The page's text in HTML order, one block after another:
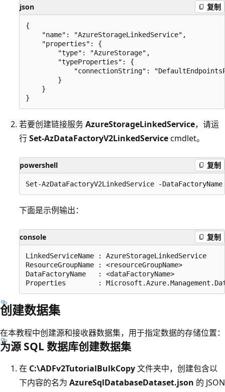
json 复制
{
    "name": "AzureStorageLinkedService",
    "properties": {
        "type": "AzureStorage",
        "typeProperties": {
"connectionString":
        }
    }
若要创建链接服务AzureStorageLinkedService，请运
行Set-AzDataFactoryV2LinkedServicecmdlet。
powershell 复制
下面是示例输出：
console 复制
LinkedServiceName : AzureStorageLinkedService
ResourceGroupName : <resourceGroupName>
DataFactoryName   : <dataFactoryName>
创建数据集
在本教程中创建源和接收器数据集，用于指定数据的存储位置：
为源 SQL 数据库创建数据集
在 C:\ADFv2TutorialBulkCopy文件夹中，创建包含以
下内容的名为 AzureSqlDatabaseDataset.json 的 JSON